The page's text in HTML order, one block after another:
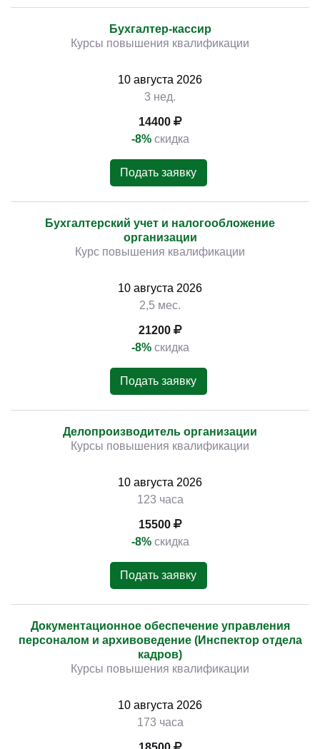
Бухгалтер-кассир
Курсы повышения квалификации
10 августа 2026
3 нед.
14400
-8% скидка
Подать заявку
Бухгалтерский учет и налогообложение
организации
Курс повышения квалификации
10 августа 2026
2,5 мес.
21200
-8% скидка
Подать заявку
Делопроизводитель организации
Курсы повышения квалификации
10 августа 2026
123 часа
15500
-8% скидка
Подать заявку
Документационное обеспечение управления
персоналом и архивоведение (Инспектор отдела
кадров)
Курсы повышения квалификации
10 августа 2026
173 часа